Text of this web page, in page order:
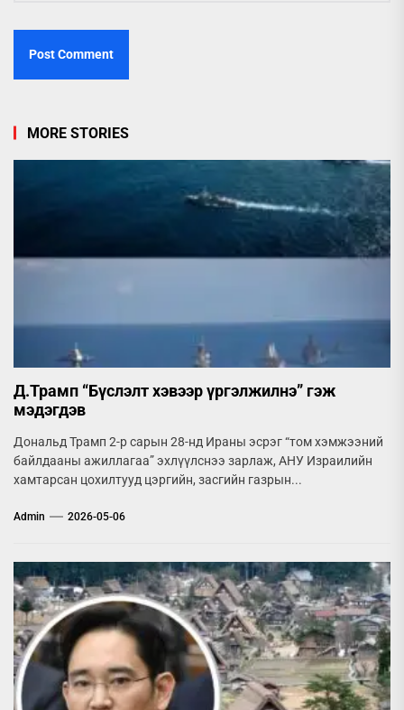
MORE STORIES
Д.Трамп “Бүслэлт хэвээр үргэлжилнэ” гэж
мэдэгдэв
Дональд Трамп 2-р сарын 28-нд Ираны эсрэг “том хэмжээний
байлдааны ажиллагаа” эхлүүлснээ зарлаж, АНУ Израилийн
хамтарсан цохилтууд цэргийн, засгийн газрын...
Admin 2026-05-06